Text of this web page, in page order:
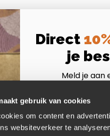
gebruik van cookies
om content en
websiteverkeer te
Instagram
Direct
je
Meld je aan
*Let op:niet te
Email